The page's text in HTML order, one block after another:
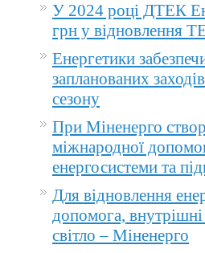
У 2024 році ДТЕК
грн у відновлення
Енергетики
запланованих
сезону
При Міненерго
міжнародної
енергосистеми та
Для відновлення
допомога,
світло – Міненерго